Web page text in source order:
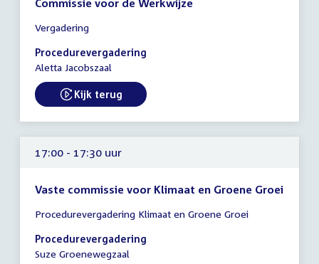
Commissie voor de Werkwijze
vergadering
17:00
-
uur
Vergadering
Procedurevergadering
Aletta Jacobszaal
External link:
Kijk terug
17:00 - 17:30 uur
Vaste commissie voor Klimaat en Groene Groei
vergadering
17:00
-
Procedurevergadering Klimaat en Groene Groei
Procedurevergadering
Suze Groenewegzaal